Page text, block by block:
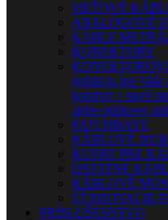
SIEŤOVÉ
ANALÓGOVÉ
KÁBLE
KONEKTORY
redukciu pre Vaše
komfort + nové
alebo pódiovej
PATCHBAYE
KÁBLOVÉ
KUFRE PRE
OSTATNÉ
KÁBLOVÉ
SŤAHOVACIE
PRÍSLUŠENSTVO